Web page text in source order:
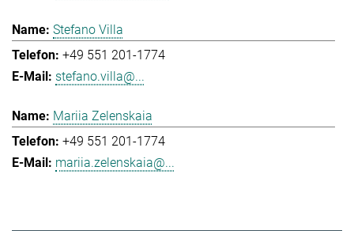
Stefano Villa
+49 551 201-1774
stefano.villa@...
Mariia Zelenskaia
+49 551 201-1774
mariia.zelenskaia@...